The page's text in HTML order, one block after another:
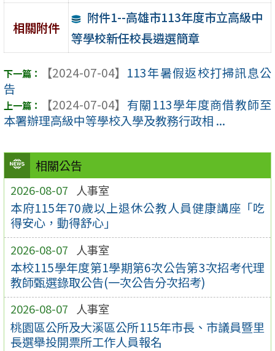
相關公告
2026-08-07 人事室
本府115年70歲以上退休公教人員健康講座「吃
得安心，動得舒心」
2026-08-07 人事室
本校115學年度第1學期第6次公告第3次招考代理
教師甄選錄取公告(一次公告分次招考)
2026-08-07 人事室
桃園區公所及大溪區公所115年市長、市議員暨里
長選舉投開票所工作人員報名
相關附件
附件1--高雄市113年度市立高級中
等學校新任校長遴選簡章
【2024-07-04】 113年暑假返校打掃訊息公
告
【2024-07-04】 有關113學年度商借教師至
本署辦理高級中等學校入學及教務行政相 ...